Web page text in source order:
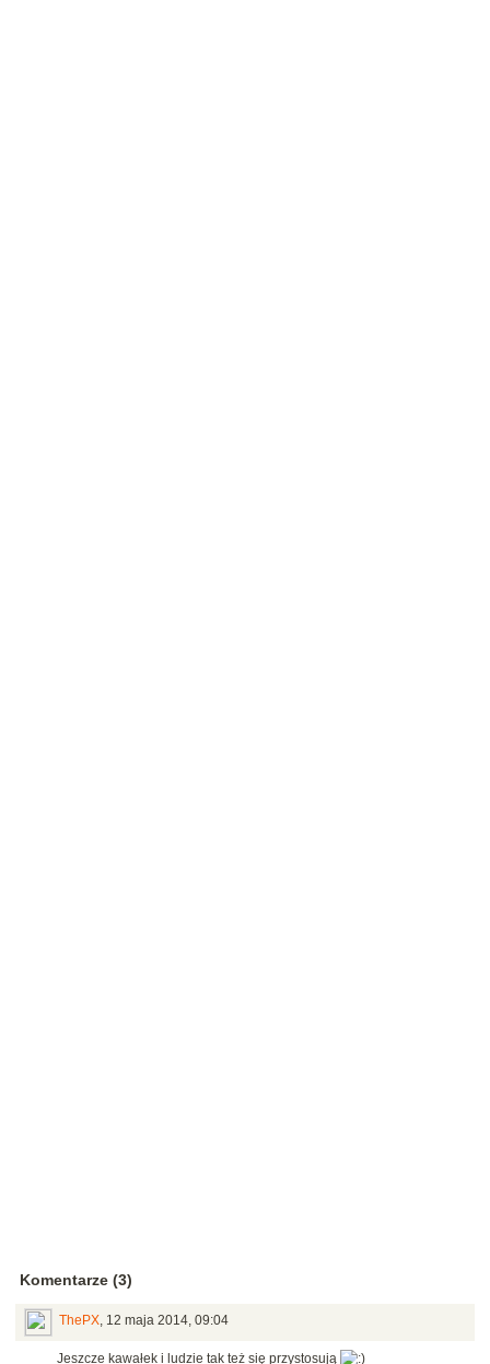
Komentarze (3)
ThePX, 12 maja 2014, 09:04
Jeszcze kawałek i ludzie tak też się przystosują